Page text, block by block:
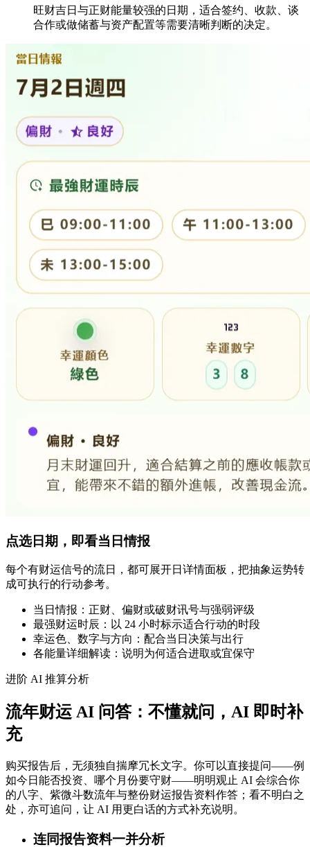
旺财吉日与正财能量较强的日期，适合签约、收款、谈
合作或做储蓄与资产配置等需要清晰判断的决定。
点选日期，即看当日情报
每个有财运信号的流日，都可展开日详情面板，把抽象运势转
成可执行的行动参考。
当日情报：正财、偏财或破财讯号与强弱评级
最强财运时辰：以 24 小时标示适合行动的时段
幸运色、数字与方向：配合当日决策与出行
各能量详细解读：说明为何适合进取或宜保守
进阶 AI 推算分析
流年财运 AI 问答：不懂就问，AI 即时补
充
购买报告后，无须独自揣摩冗长文字。你可以直接提问——例
如今日能否投资、哪个月份要守财——明明观止 AI 会综合你
的八字、紫微斗数流年与整份财运报告资料作答；看不明白之
处，亦可追问，让 AI 用更白话的方式补充说明。
连同报告资料一并分析